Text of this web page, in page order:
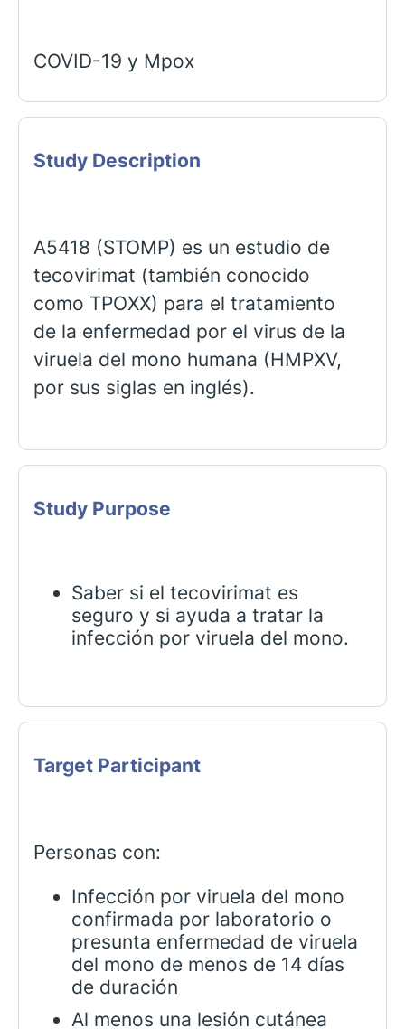
COVID-19 y Mpox
Study Description
A5418 (STOMP) es un estudio de
tecovirimat (también conocido
como TPOXX) para el tratamiento
de la enfermedad por el virus de la
viruela del mono humana (HMPXV,
por sus siglas en inglés).
Study Purpose
Saber si el tecovirimat es
seguro y si ayuda a tratar la
infección por viruela del mono.
Target Participant
Personas con:
Infección por viruela del mono
confirmada por laboratorio o
presunta enfermedad de viruela
del mono de menos de 14 días
de duración
Al menos una lesión cutánea